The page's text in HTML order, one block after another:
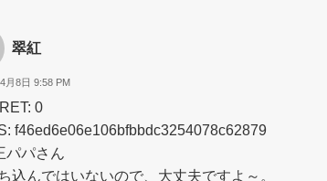
翠紅
月8日 9:58 PM
0
f46ed6e06e106bfbbdc3254078c62879
パパさん
込んではいないので、大丈夫ですよ～。